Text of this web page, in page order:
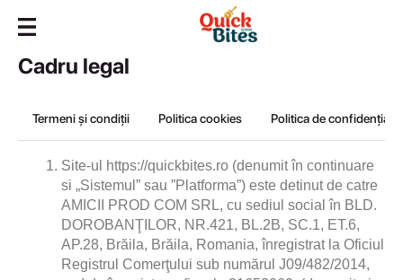
Cadru legal
Termeni și condiții Politica cookies Politica de
Site-ul https://quickbites.ro (denumit în continuare
si „Sistemul” sau ”Platforma”) este detinut de catre
AMICII PROD COM SRL, cu sediul social în BLD.
DOROBANŢILOR, NR.421, BL.2B, SC.1, ET.6,
AP.28, Brăila, Brăila, Romania, înregistrat la Oficiul
Registrul Comerţului sub numărul J09/482/2014,